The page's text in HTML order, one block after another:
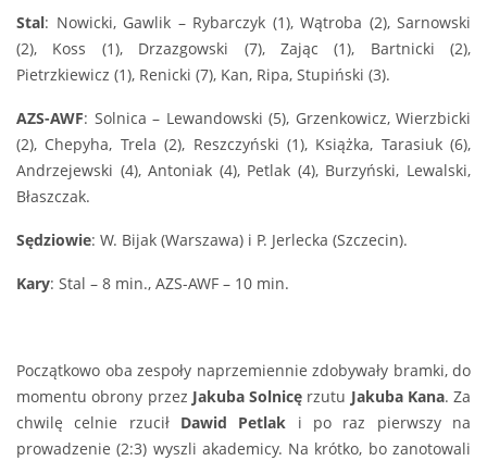
Stal: Nowicki, Gawlik – Rybarczyk (1), Wątroba (2), Sarnowski
(2), Koss (1), Drzazgowski (7), Zając (1), Bartnicki (2),
Pietrzkiewicz (1), Renicki (7), Kan, Ripa, Stupiński (3).
AZS-AWF: Solnica – Lewandowski (5), Grzenkowicz, Wierzbicki
(2), Chepyha, Trela (2), Reszczyński (1), Książka, Tarasiuk (6),
Andrzejewski (4), Antoniak (4), Petlak (4), Burzyński, Lewalski,
Błaszczak.
Sędziowie: W. Bijak (Warszawa) i P. Jerlecka (Szczecin).
Kary: Stal – 8 min., AZS-AWF – 10 min.
Początkowo oba zespoły naprzemiennie zdobywały bramki, do
momentu obrony przez Jakuba Solnicę rzutu Jakuba Kana. Za
chwilę celnie rzucił Dawid Petlak i po raz pierwszy na
prowadzenie (2:3) wyszli akademicy. Na krótko, bo zanotowali